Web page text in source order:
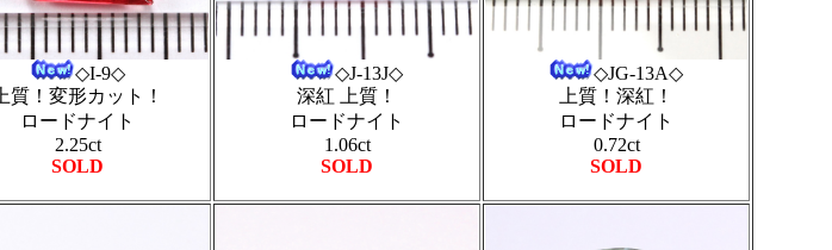
◇I-9◇
上質！変形カット！
ロードナイト
2.25ct
SOLD
◇J-13J◇
深紅 上質！
ロードナイト
1.06ct
SOLD
◇JG-13A◇
上質！深紅！
ロードナイト
0.72ct
SOLD